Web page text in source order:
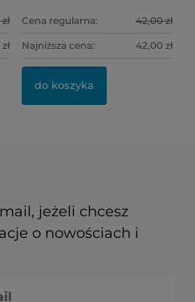
Cena regularna: 42,00 zł
Najniższa cena: 42,00 zł
do koszyka
jeżeli chcesz
o nowościach i